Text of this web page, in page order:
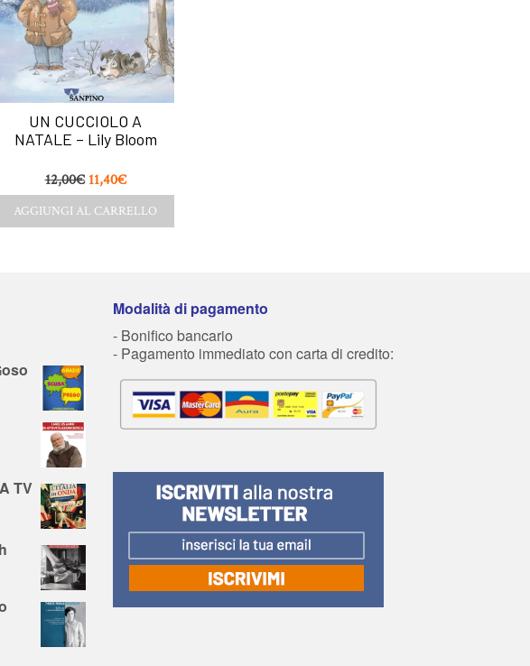
UN CUCCIOLO A
NATALE – Lily Bloom
12,00€ 11,40€
AGGIUNGI AL CARRELLO
TV
Modalità di pagamento
- Bonifico bancario
- Pagamento immediato con carta di credito: